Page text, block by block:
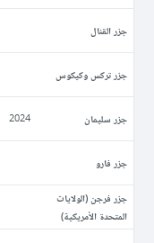
جزر القنال
جزر تركس وكيكوس
جزر سليمان 2024
جزر فارو
جزر فرجن (الولايات
المتحدة الأمريكية)